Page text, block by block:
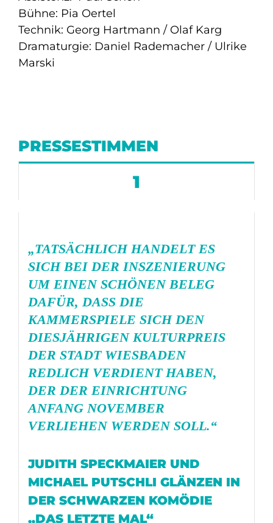
Bühne: Pia Oertel
Technik: Georg Hartmann / Olaf Karg
Dramaturgie: Daniel Rademacher / Ulrike
Marski
PRESSESTIMMEN
1
„TATSÄCHLICH HANDELT ES
SICH BEI DER INSZENIERUNG
UM EINEN SCHÖNEN BELEG
DAFÜR, DASS DIE
KAMMERSPIELE SICH DEN
DIESJÄHRIGEN KULTURPREIS
DER STADT WIESBADEN
REDLICH VERDIENT HABEN,
DER DER EINRICHTUNG
ANFANG NOVEMBER
VERLIEHEN WERDEN SOLL.“
JUDITH SPECKMAIER UND
MICHAEL PUTSCHLI GLÄNZEN IN
DER SCHWARZEN KOMÖDIE
„DAS LETZTE MAL“